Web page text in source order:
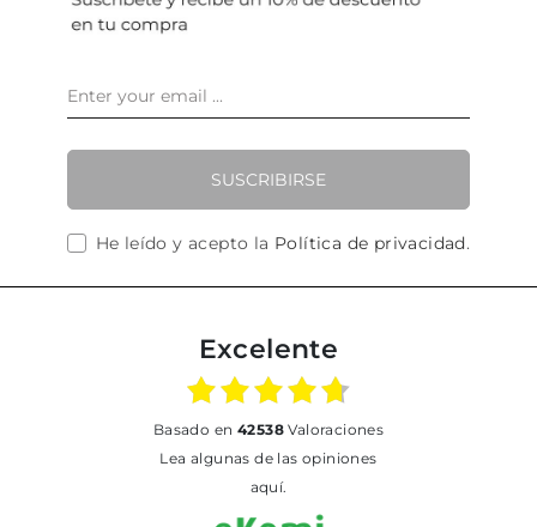
SUSCRIBIRSE
He leído y acepto la Política de privacidad.
Excelente
basado en 42538Valoraciones
Lea algunas de las opiniones
aquí.